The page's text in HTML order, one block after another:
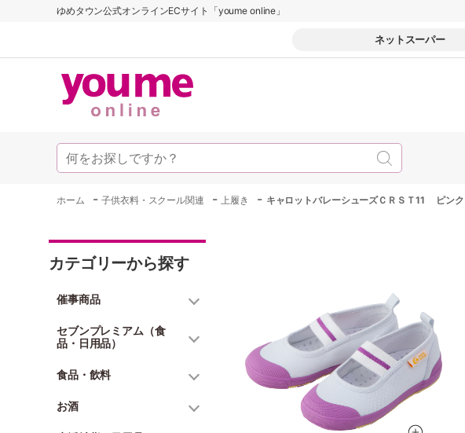
ゆめタウン公式オンラインECサイト「youme online」
ネットスーパー
ホーム -子供衣料・スクール関連 -上履き - キャロットバレーシューズＣＲＳＴ11 ピンク
カテゴリーから探す
催事商品
セブンプレミアム（食
品・日用品）
食品・飲料
お酒